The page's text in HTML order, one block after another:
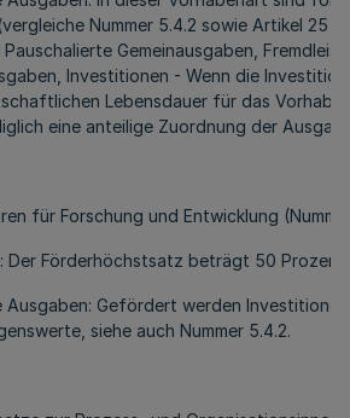
Nummer 5.4.2 sowie Artikel 25
Gemeinausgaben,
Investitionen - Wenn die
Lebensdauer für das
eine anteilige Zuordnung der
für Forschung und Entwicklung
Der Förderhöchstsatz beträgt 50 Prozent.
Gefördert werden
siehe auch Nummer 5.4.2.